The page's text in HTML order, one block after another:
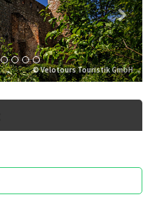
© Velotours Touristik GmbH